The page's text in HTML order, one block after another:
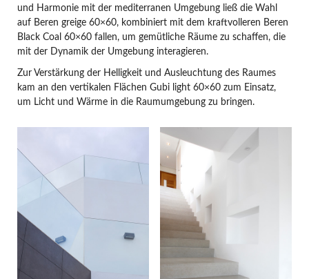
und Harmonie mit der mediterranen Umgebung ließ die Wahl
auf Beren greige 60×60, kombiniert mit dem kraftvolleren Beren
Black Coal 60×60 fallen, um gemütliche Räume zu schaffen, die
mit der Dynamik der Umgebung interagieren.
Zur Verstärkung der Helligkeit und Ausleuchtung des Raumes
kam an den vertikalen Flächen Gubi light 60×60 zum Einsatz,
um Licht und Wärme in die Raumumgebung zu bringen.